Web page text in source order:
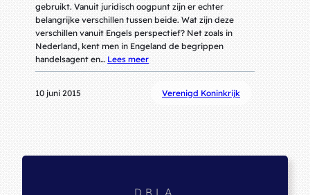
gebruikt. Vanuit juridisch oogpunt zijn er echter
belangrijke verschillen tussen beide. Wat zijn deze
verschillen vanuit Engels perspectief? Net zoals in
Nederland, kent men in Engeland de begrippen
handelsagent en… Lees meer
10 juni 2015 Verenigd Koninkrijk